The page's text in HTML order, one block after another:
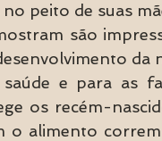
peito de suas
são
da
e para as
os recém-
o alimento